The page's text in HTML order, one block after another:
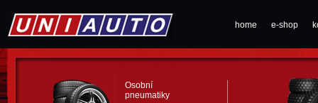
home e-shop
Osobní
pneumatiky